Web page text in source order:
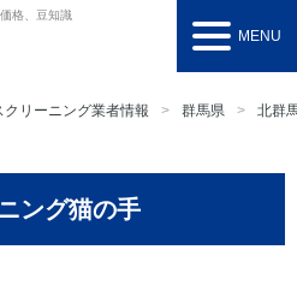
格、豆知識
MENU
リーニング業者情報 群馬県 北群
ング猫の手